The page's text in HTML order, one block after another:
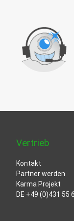
Vertrieb
Kontakt
Partner werden
Karma Projekt
DE +49 (0)431 55